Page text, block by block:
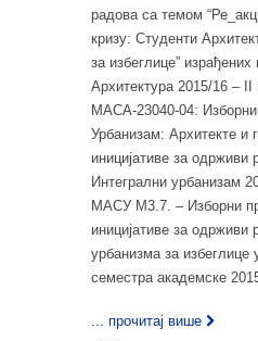
радова са темом
кризу: Студенти
за избеглице”
Архитектура 2015/16 – II
МАСА-23040-04:
Урбанизам: Архитекте и
иницијативе за одрживи
Интегрални урбанизам
МАСУ М3.7. – Изборни
иницијативе за одрживи
урбанизма за избеглице
семестра академске
... прочитај више